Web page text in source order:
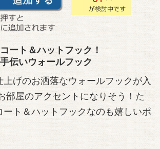
ート＆ハットフック！
伝いウォールフック
げのお洒落なウォールフックが入
部屋のアクセントになりそう！た
ート＆ハットフックなのも嬉しいポ